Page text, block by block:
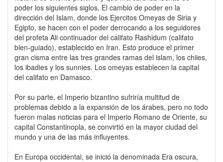
poder los siguientes siglos, El cambio de poder en la
dirección del Islam, donde los Ejercitos Omeyas de Siria y
Egipto, se hacen con el poder derrocando a los seguidores
del profeta Ali continuador del califato Rashidum (califato
bien-guiado), establecido en Iran. Esto produce el primer
gran cisma entre las tres grandes ramas del islam, los chiies,
los ibadies y los sunnies. Los omeyas establecen la capital
del califato en Damasco.
Por su parte, el Imperio bizantino sufriría multitud de
problemas debido a la expansión de los árabes, pero no todo
fueron malas noticias para el Imperio Romano de Oriente, su
capital Constantinopla, se convirtió en la mayor ciudad del
mundo y una de las más influyentes.
En Europa occidental, se inició la denominada Era oscura,